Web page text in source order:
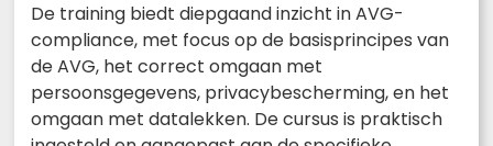
De training biedt diepgaand inzicht in AVG-
compliance, met focus op de basisprincipes van
de AVG, het correct omgaan met
persoonsgegevens, privacybescherming, en het
omgaan met datalekken. De cursus is praktisch